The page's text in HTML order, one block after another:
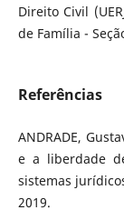
Direito Civil
de Família -
Referências
ANDRADE,
e a liberdade
sistemas
2019.